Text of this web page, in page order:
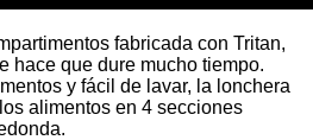
fabricada con Tritan,
hace que dure mucho tiempo.
y fácil de lavar, la lonchera
alimentos en 4 secciones